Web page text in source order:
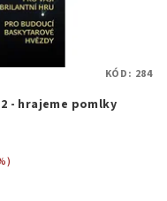
- hrajeme pomlky
KÓD: 284